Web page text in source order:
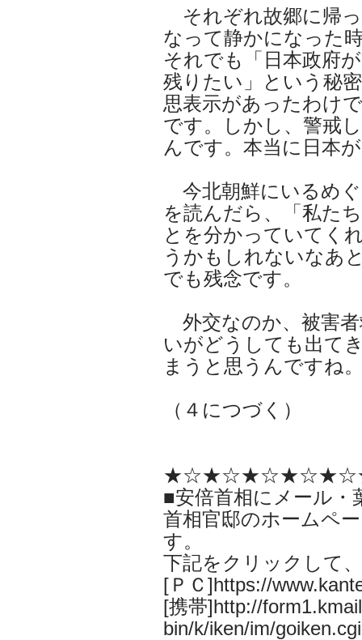
それぞれ故郷に帰
なって静かになった
それでも「日本政府
残りたい」という秘
思表示があったわけ
です。しかし、警戒
んです。本当に日本
今北朝鮮にいるめ
を読んだら、「私た
とを分かっていてく
うかもしれないなあ
でも残念です。
外交なのか、被害
いがどうしても出て
まうと思うんですね
（４につづく）
■安倍首相にメール・
首相官邸のホームペ
す。
下記をクリックして
[ＰＣ]https://
[携帯]http://
bin/k/iken/im/goiken.cgi